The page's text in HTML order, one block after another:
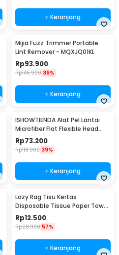
+ Keranjang
Mijia Fuzz Trimmer Portable
Lint Remover - MQXJQ01KL
Rp93.900
Rp145.900 36%
+ Keranjang
ISHOWTIENDA Alat Pel Lantai
Microfiber Flat Flexible Head
with Bucket - FMI60
Rp73.200
Rp118.900 39%
+ Keranjang
Lazy Rag Tisu Kertas
Disposable Tissue Paper Towel
1 Roll (50 Helai) - MB104P
Rp12.500
Rp28.900 57%
+ Keranjang